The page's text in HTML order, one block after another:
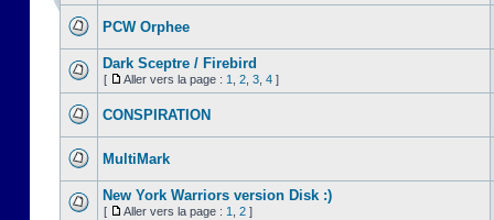
PCW Orphee
Dark Sceptre / Firebird
[ Aller vers la page : 1 2 3 4 ]
CONSPIRATION
MultiMark
New York Warriors version Disk :)
[ Aller vers la page : 1 2 ]